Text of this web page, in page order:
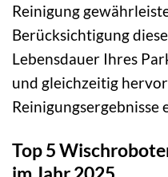
Reinigung
Berücksichtigung
Lebensdauer Ihres
und gleichzeitig
Reinigungsergebnisse
Top 5